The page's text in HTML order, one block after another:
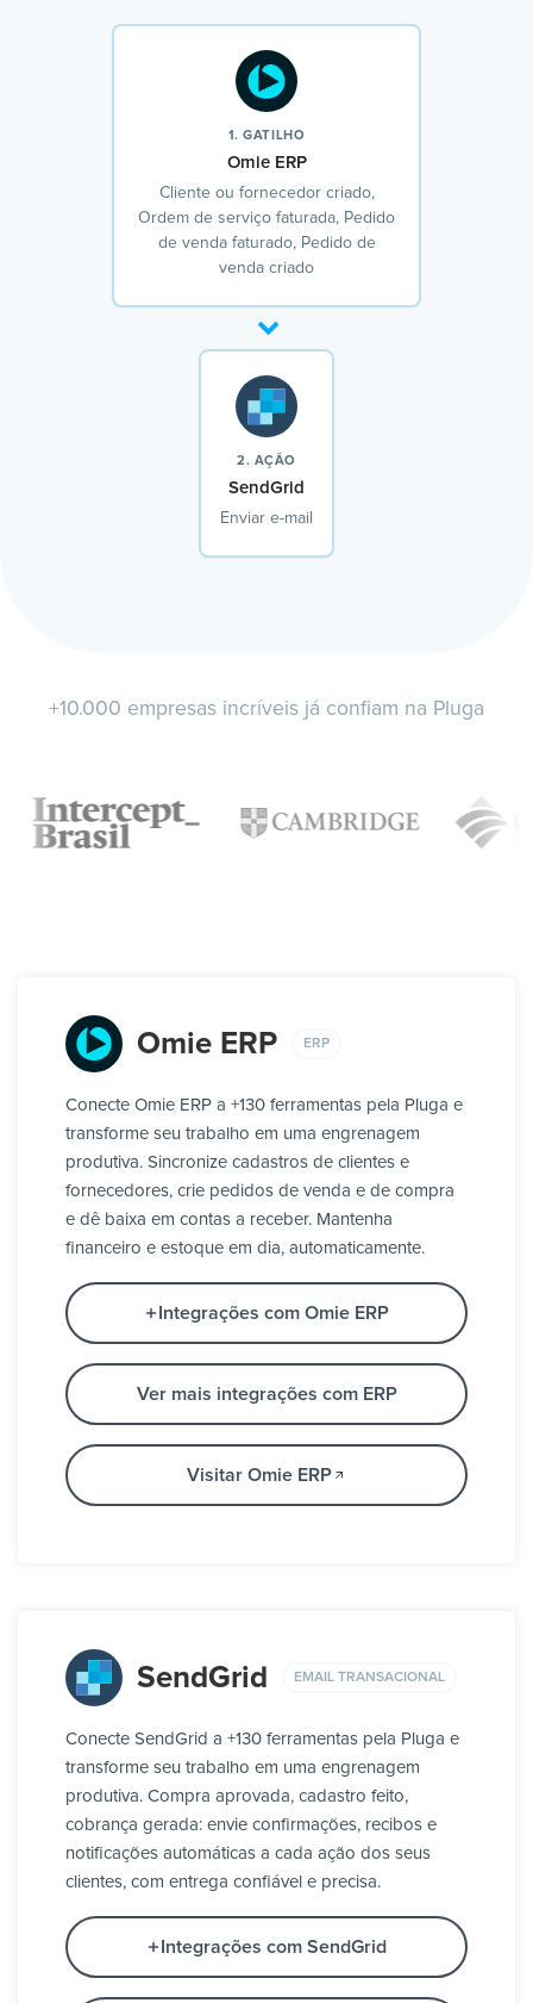
1. GATILHO
Omie ERP
Cliente ou fornecedor criado,
Ordem de serviço faturada, Pedido
de venda faturado, Pedido de
venda criado
2. AÇÃO
SendGrid
Enviar e-mail
+10.000 empresas incríveis já confiam na Pluga
Omie ERP ERP
Conecte Omie ERP a +130 ferramentas pela Pluga e
transforme seu trabalho em uma engrenagem
produtiva. Sincronize cadastros de clientes e
fornecedores, crie pedidos de venda e de compra
e dê baixa em contas a receber. Mantenha
financeiro e estoque em dia, automaticamente.
Integrações com Omie ERP
Ver mais integrações com ERP
Visitar Omie ERP
SendGrid EMAIL TRANSACIONAL
Conecte SendGrid a +130 ferramentas pela Pluga e
transforme seu trabalho em uma engrenagem
produtiva. Compra aprovada, cadastro feito,
cobrança gerada: envie confirmações, recibos e
notificações automáticas a cada ação dos seus
clientes, com entrega confiável e precisa.
Integrações com SendGrid